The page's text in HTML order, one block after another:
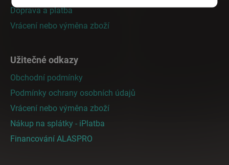
Doprava a platba
Vrácení nebo výměna zboží
Užitečné odkazy
Obchodní podmínky
Podmínky ochrany osobních údajů
Vrácení nebo výměna zboží
Nákup na splátky - iPlatba
Financování ALASPRO